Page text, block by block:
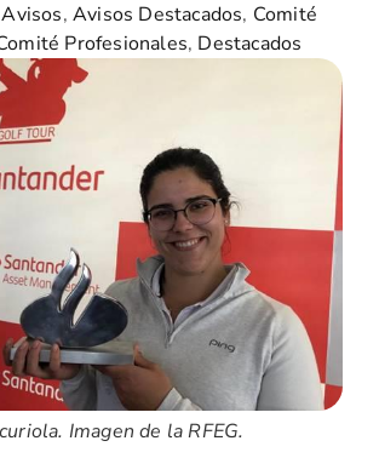
Avisos,Avisos Destacados, Comité
Profesionales, Destacados
Imagen de la RFEG.